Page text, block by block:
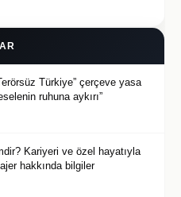
Türkiye” çerçeve yasa
ruhuna aykırı”
Kariyeri ve özel hayatıyla
hakkında bilgiler